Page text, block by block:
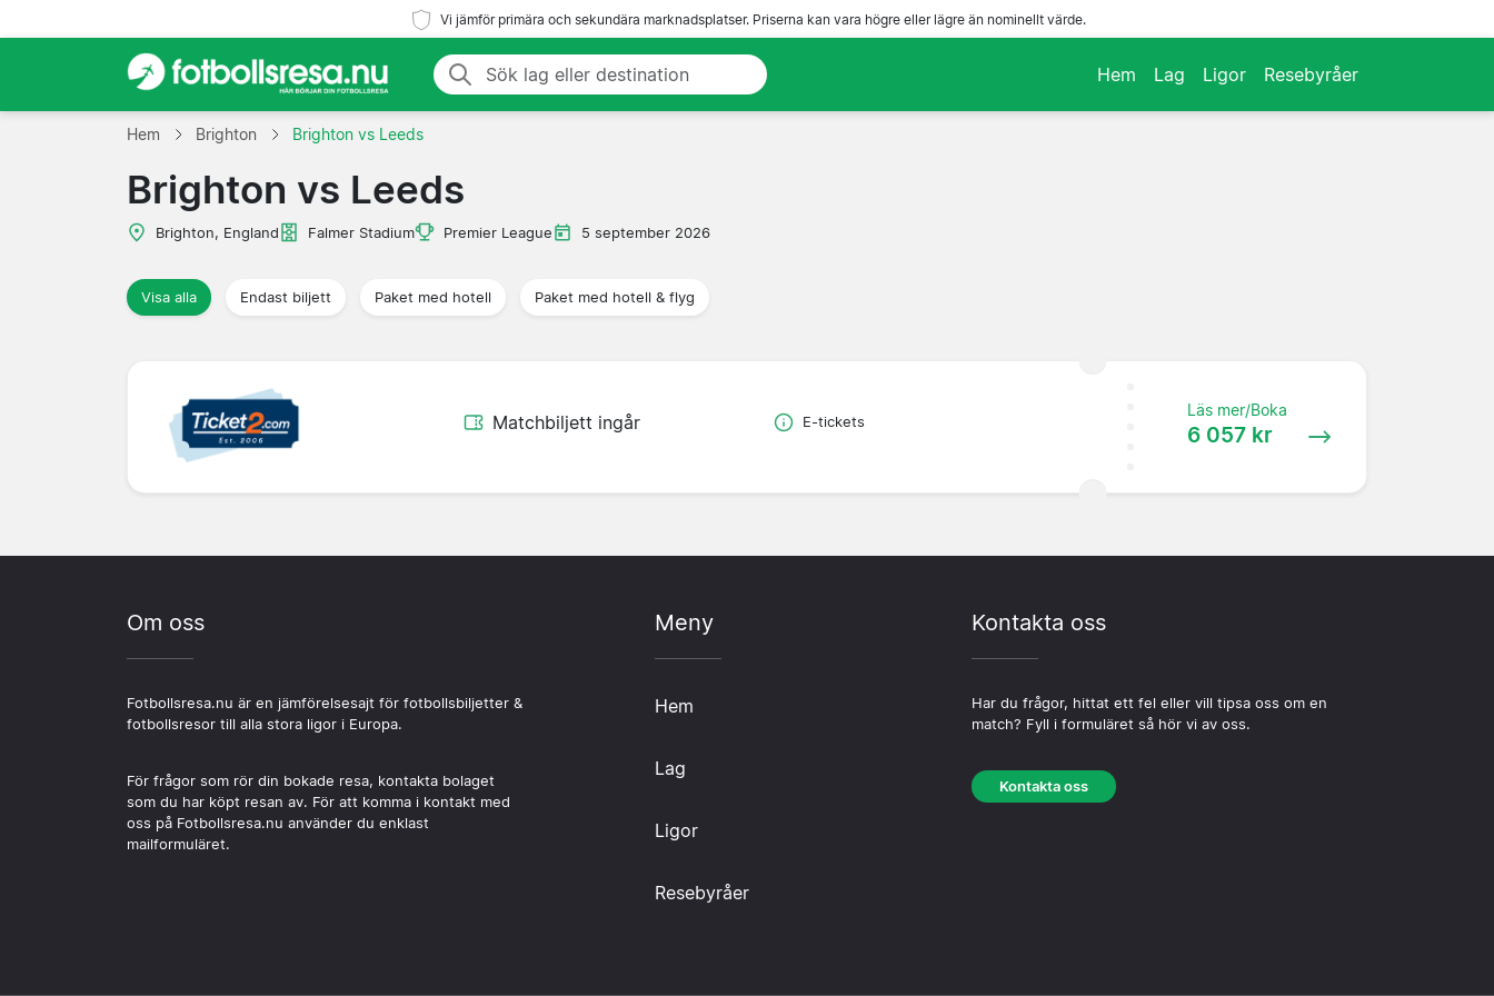
Vi jämför primära och sekundära marknadsplatser. Priserna kan vara högre eller lägre än nominellt värde.
Hem Lag Ligor Resebyråer
Hem Brighton Brighton vs Leeds
Brighton vs Leeds
Brighton, England Falmer Stadium Premier League 5 september 2026
Visa alla Endast biljett Paket med hotell Paket med hotell & flyg
Matchbiljett ingår E-tickets
Läs mer/Boka
6 057 kr
Om oss
Fotbollsresa.nu är en jämförelsesajt för fotbollsbiljetter &
fotbollsresor till alla stora ligor i Europa.
För frågor som rör din bokade resa, kontakta bolaget
som du har köpt resan av. För att komma i kontakt med
oss på Fotbollsresa.nu använder du enklast
mailformuläret.
Meny
Hem
Lag
Ligor
Resebyråer
Kontakta oss
Har du frågor, hittat ett fel eller vill tipsa oss om en
match? Fyll i formuläret så hör vi av oss.
Kontakta oss